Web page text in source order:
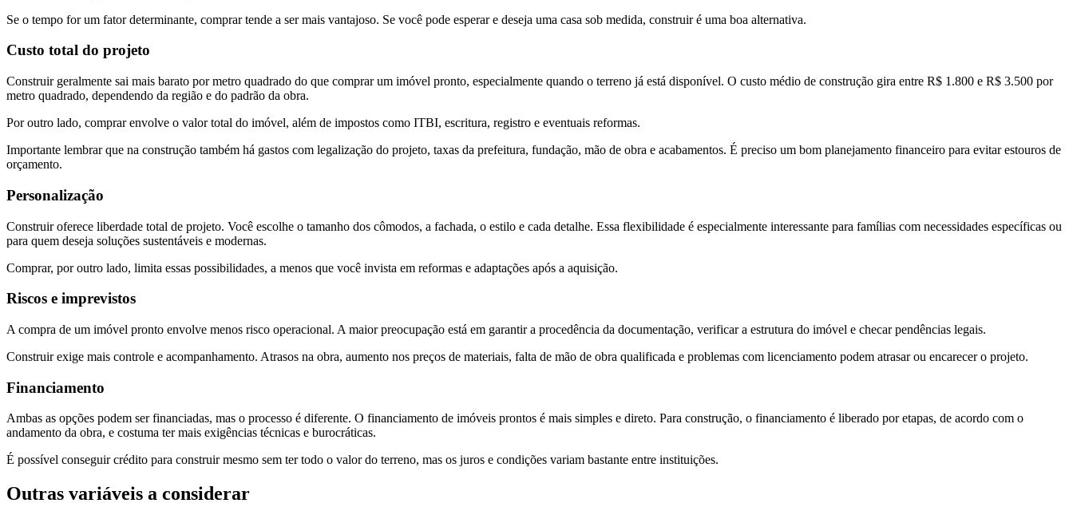
Se o tempo for um fator determinante, comprar tende a ser mais vantajoso. Se você pode esperar e deseja uma casa sob medida, construir é uma boa alternativa.
Custo total do projeto
Construir geralmente sai mais barato por metro quadrado do que comprar um imóvel pronto, especialmente quando o terreno já está disponível. O custo médio de construção gira entre R$ 1.800 e R$ 3.500 por
metro quadrado, dependendo da região e do padrão da obra.
Por outro lado, comprar envolve o valor total do imóvel, além de impostos como ITBI, escritura, registro e eventuais reformas.
Importante lembrar que na construção também há gastos com legalização do projeto, taxas da prefeitura, fundação, mão de obra e acabamentos. É preciso um bom planejamento financeiro para evitar estouros de
orçamento.
Personalização
Construir oferece liberdade total de projeto. Você escolhe o tamanho dos cômodos, a fachada, o estilo e cada detalhe. Essa flexibilidade é especialmente interessante para famílias com necessidades específicas ou
para quem deseja soluções sustentáveis e modernas.
Comprar, por outro lado, limita essas possibilidades, a menos que você invista em reformas e adaptações após a aquisição.
Riscos e imprevistos
A compra de um imóvel pronto envolve menos risco operacional. A maior preocupação está em garantir a procedência da documentação, verificar a estrutura do imóvel e checar pendências legais.
Construir exige mais controle e acompanhamento. Atrasos na obra, aumento nos preços de materiais, falta de mão de obra qualificada e problemas com licenciamento podem atrasar ou encarecer o projeto.
Financiamento
Ambas as opções podem ser financiadas, mas o processo é diferente. O financiamento de imóveis prontos é mais simples e direto. Para construção, o financiamento é liberado por etapas, de acordo com o
andamento da obra, e costuma ter mais exigências técnicas e burocráticas.
É possível conseguir crédito para construir mesmo sem ter todo o valor do terreno, mas os juros e condições variam bastante entre instituições.
Outras variáveis a considerar